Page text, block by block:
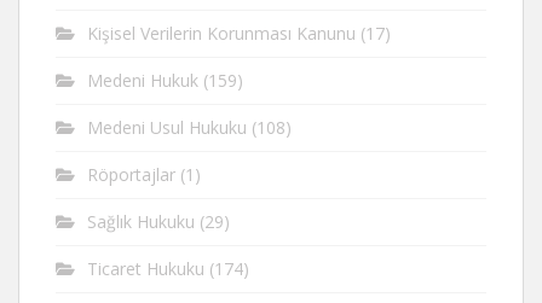
Kişisel Verilerin Korunması Kanunu (17)
Medeni Hukuk (159)
Medeni Usul Hukuku (108)
Röportajlar (1)
Sağlık Hukuku (29)
Ticaret Hukuku (174)